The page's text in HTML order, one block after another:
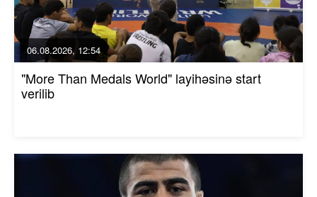
06.08.2026, 12:54
"More Than Medals World" layihəsinə start
verilib